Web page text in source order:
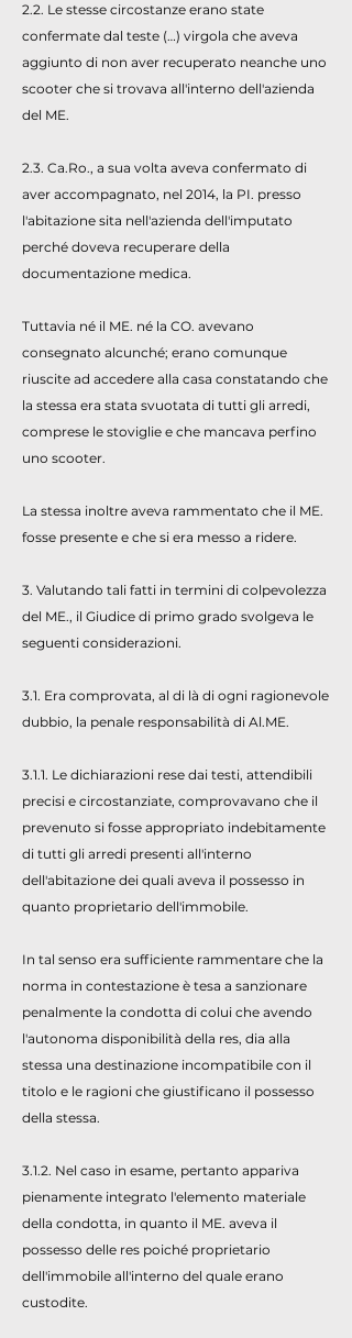
2.2. Le stesse circostanze erano state
confermate dal teste (…) virgola che aveva
aggiunto di non aver recuperato neanche uno
scooter che si trovava all'interno dell'azienda
del ME.
2.3. Ca.Ro., a sua volta aveva confermato di
aver accompagnato, nel 2014, la PI. presso
l'abitazione sita nell'azienda dell'imputato
perché doveva recuperare della
documentazione medica.
Tuttavia né il ME. né la CO. avevano
consegnato alcunché; erano comunque
riuscite ad accedere alla casa constatando che
la stessa era stata svuotata di tutti gli arredi,
comprese le stoviglie e che mancava perfino
uno scooter.
La stessa inoltre aveva rammentato che il ME.
fosse presente e che si era messo a ridere.
3. Valutando tali fatti in termini di colpevolezza
del ME., il Giudice di primo grado svolgeva le
seguenti considerazioni.
3.1. Era comprovata, al di là di ogni ragionevole
dubbio, la penale responsabilità di Al.ME.
3.1.1. Le dichiarazioni rese dai testi, attendibili
precisi e circostanziate, comprovavano che il
prevenuto si fosse appropriato indebitamente
di tutti gli arredi presenti all'interno
dell'abitazione dei quali aveva il possesso in
quanto proprietario dell'immobile.
In tal senso era sufficiente rammentare che la
norma in contestazione è tesa a sanzionare
penalmente la condotta di colui che avendo
l'autonoma disponibilità della res, dia alla
stessa una destinazione incompatibile con il
titolo e le ragioni che giustificano il possesso
della stessa.
3.1.2. Nel caso in esame, pertanto appariva
pienamente integrato l'elemento materiale
della condotta, in quanto il ME. aveva il
possesso delle res poiché proprietario
dell'immobile all'interno del quale erano
custodite.